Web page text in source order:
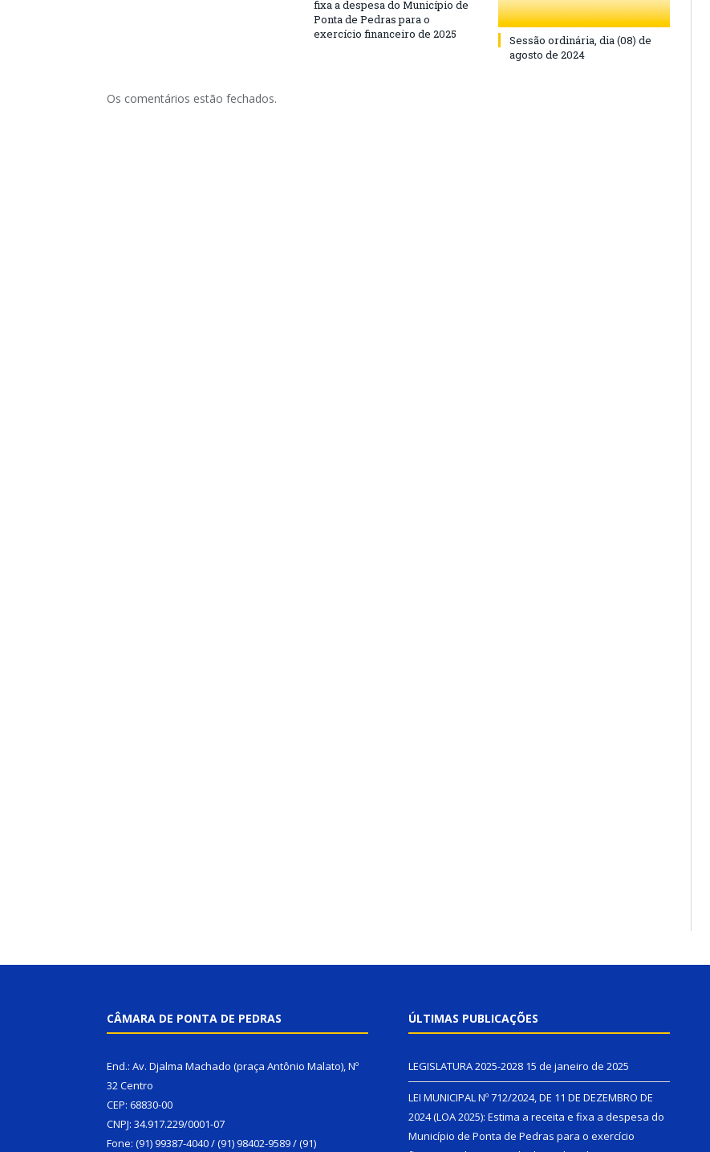
fixa a despesa do Município de
Ponta de Pedras para o
exercício financeiro de 2025
Sessão ordinária, dia (08) de
agosto de 2024
Os comentários estão fechados.
CÂMARA DE PONTA DE PEDRAS
End.: Av. Djalma Machado (praça Antônio Malato), Nº
32 Centro
CEP: 68830-00
CNPJ: 34.917.229/0001-07
Fone: (91) 99387-4040 / (91) 98402-9589 / (91)
ÚLTIMAS PUBLICAÇÕES
LEGISLATURA 2025-2028 15 de janeiro de 2025
LEI MUNICIPAL Nº 712/2024, DE 11 DE DEZEMBRO DE
2024 (LOA 2025): Estima a receita e fixa a despesa do
Município de Ponta de Pedras para o exercício